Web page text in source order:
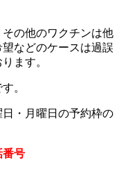
の他のワクチンは他
などのケースは過誤
ます。
。
日・月曜日の予約枠の
番号